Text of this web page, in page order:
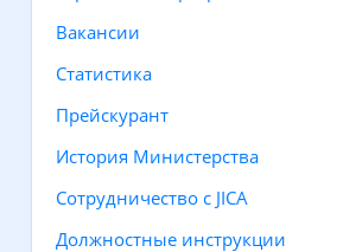
Вакансии
Статистика
Прейскурант
История Министерства
Сотрудничество с JICA
Должностные инструкции